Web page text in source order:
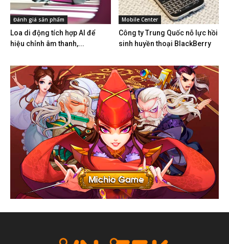
Đánh giá sản phẩm
Loa di động tích hợp AI để
hiệu chỉnh âm thanh,...
Mobile Center
Công ty Trung Quốc nỗ lực hồi
sinh huyền thoại BlackBerry